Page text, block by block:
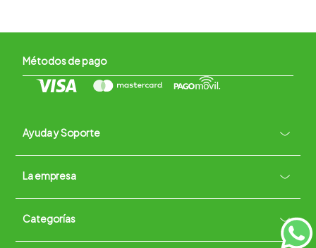
Métodos de pago
Ayuda y Soporte +
Contacto vía WhatsApp
Términos y condiciones
La empresa +
Quiénes somos
Trabaja con nosotros
Categorías +